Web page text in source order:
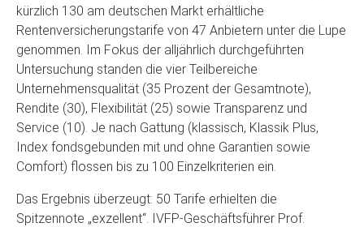
kürzlich 130 am deutschen Markt erhältliche
Rentenversicherungstarife von 47 Anbietern unter die Lupe
genommen. Im Fokus der alljährlich durchgeführten
Untersuchung standen die vier Teilbereiche
Unternehmensqualität (35 Prozent der Gesamtnote),
Rendite (30), Flexibilität (25) sowie Transparenz und
Service (10). Je nach Gattung (klassisch, Klassik Plus,
Index fondsgebunden mit und ohne Garantien sowie
Comfort) flossen bis zu 100 Einzelkriterien ein.
Das Ergebnis überzeugt: 50 Tarife erhielten die
Spitzennote „exzellent“. IVFP-Geschäftsführer Prof.